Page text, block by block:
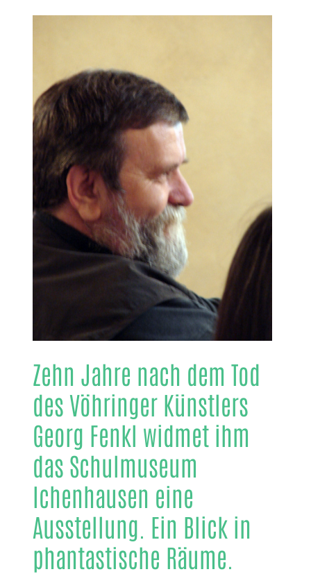
Zehn Jahre nach dem Tod
des Vöhringer Künstlers
Georg Fenkl widmet ihm
das Schulmuseum
Ichenhausen eine
Ausstellung. Ein Blick in
phantastische Räume.